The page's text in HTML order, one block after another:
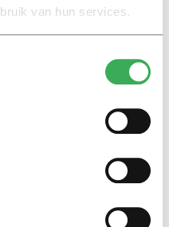
van hun services.
healthy lifestyle
met je